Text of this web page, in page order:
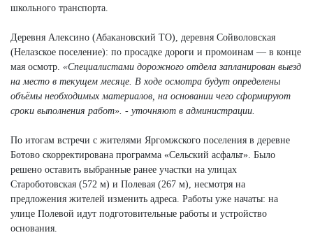
школьного транспорта.
Деревня Алексино (Абакановский ТО), деревня Сойволовская
(Нелазское поселение): по просадке дороги и промоинам — в конце
мая осмотр. «Специалистами дорожного отдела запланирован выезд
на место в текущем месяце. В ходе осмотра будут определены
объёмы необходимых материалов, на основании чего сформируют
сроки выполнения работ». - уточняют в администрации.
По итогам встречи с жителями Яргомжского поселения в деревне
Ботово скорректирована программа «Сельский асфальт». Было
решено оставить выбранные ранее участки на улицах
Староботовская (572 м) и Полевая (267 м), несмотря на
предложения жителей изменить адреса. Работы уже начаты: на
улице Полевой идут подготовительные работы и устройство
основания.